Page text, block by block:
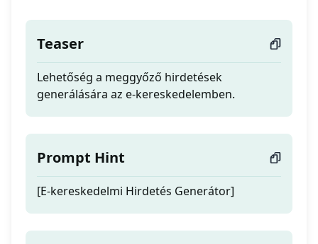
Teaser
Lehetőség a meggyőző hirdetések
generálására az e-kereskedelemben.
Prompt Hint
[E-kereskedelmi Hirdetés Generátor]